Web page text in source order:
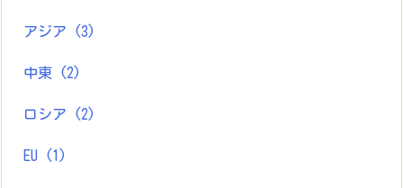
アジア (3)
中東 (2)
ロシア (2)
EU (1)